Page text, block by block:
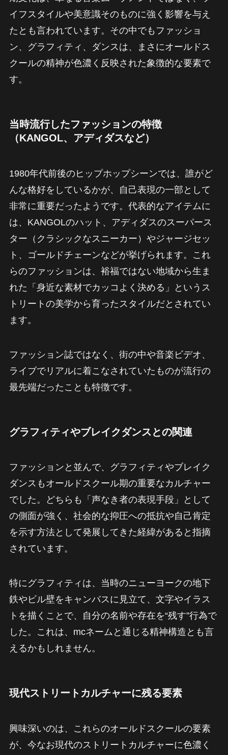
イフスタイルや美意識そのものに強く影響を与え
たとも言われています。その中でもファッショ
ン、グラフィティ、ダンスは、まさにオールドス
クールの精神が色濃く反映された象徴的な要素で
す。
当時流行したファッションの特徴
（KANGOL、アディダスなど）
1980年代前後のヒップホップシーンでは、誰がど
んな格好をしているかが、自己表現の一部として
非常に重要だったようです。代表的なアイテムに
は、KANGOLのハット、アディダスのスーパース
ター（クラシックなスニーカー）やジャージセッ
ト、ゴールドチェーンなどが挙げられます。これ
らのファッションは、裕福ではない地域から生ま
れた「身近な素材でカッコよく決める」というス
トリートの美学から育ったスタイルだとされてい
ます。
ファッション誌ではなく、街の中や音楽ビデオ、
ライブでリアルに着こなされていたものが流行の
最先端だったことも特徴です。
グラフィティやブレイクダンスとの関連
ファッションと並んで、グラフィティやブレイク
ダンスもオールドスクール期の重要なカルチャー
でした。どちらも「声なき者の表現手段」として
の側面が強く、社会的な抑圧への抵抗や自己肯定
を示す方法として発展してきた経緯があると指摘
されています。
特にグラフィティは、当時のニューヨークの地下
鉄やビル壁をキャンバスに見立て、文字やイラス
トを描くことで、自分の名前や存在を“残す”行為で
した。これは、mcネームと通じる精神構造とも言
えるかもしれません。
現代ストリートカルチャーに残る要素
興味深いのは、これらのオールドスクールの要素
が、今なお現代のストリートカルチャーに色濃く